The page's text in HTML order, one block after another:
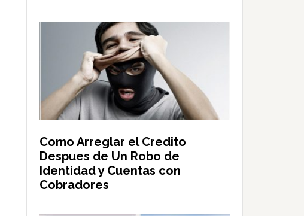
Como Arreglar el Credito
Despues de Un Robo de
Identidad y Cuentas con
Cobradores